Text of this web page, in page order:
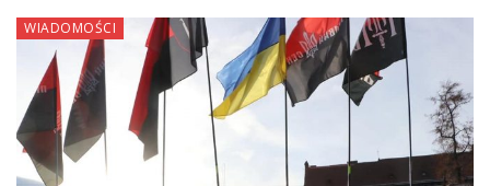
WIADOMOŚCI